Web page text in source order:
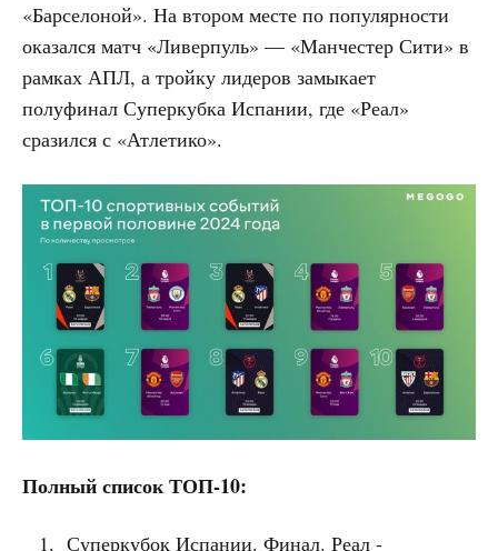
«Барселоной». На втором месте по популярности
оказался матч «Ливерпуль» — «Манчестер Сити» в
рамках АПЛ, а тройку лидеров замыкает
полуфинал Суперкубка Испании, где «Реал»
сразился с «Атлетико».
Полный список ТОП-10:
Суперкубок Испании. Финал. Реал -